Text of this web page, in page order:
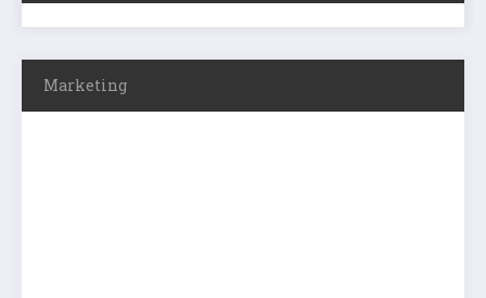
Marketing